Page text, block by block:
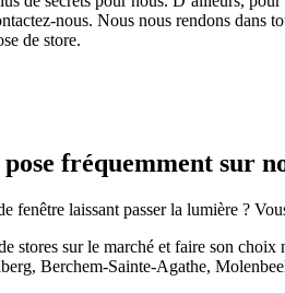
nous. Nous nous rendons dans
de store.
fréquemment sur
fenêtre laissant passer la lumière ?
stores sur le marché et faire son
Berchem-Sainte-Agathe,